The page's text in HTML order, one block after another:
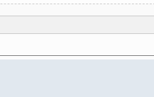
poi se
casalingo,
tra quelli